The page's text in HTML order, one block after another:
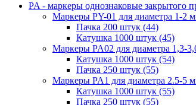
PA - маркеры однознаковые закрытого
Маркеры PY-01 для диаметра 1-2
Пачка 200 штук (44)
Катушка 1000 штук (45)
Маркеры PA02 для диаметра 1,3-
Катушка 1000 штук (54)
Пачка 250 штук (55)
Маркеры PA1 для диаметра 2.5-5
Катушка 1000 штук (55)
Пачка 250 штук (55)